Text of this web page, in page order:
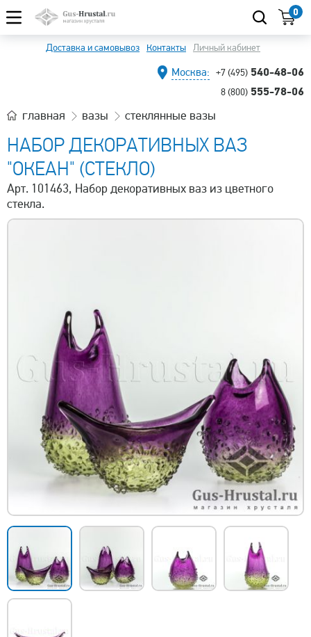
0
Доставка и самовывоз Контакты Личный кабинет
Москва: +7 (495) 540-48-06
8 (800) 555-78-06
главная вазы стеклянные вазы
НАБОР ДЕКОРАТИВНЫХ ВАЗ
"ОКЕАН" (СТЕКЛО)
Арт. 101463, Набор декоративных ваз из цветного
стекла.